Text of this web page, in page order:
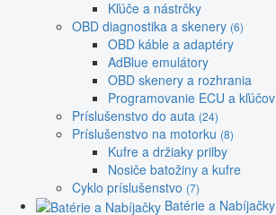
Kľúče a nástrčky
OBD diagnostika a skenery (6)
OBD káble a adaptéry
AdBlue emulátory
OBD skenery a rozhrania
Programovanie ECU a kľúčov
Príslušenstvo do auta (24)
Príslušenstvo na motorku (8)
Kufre a držiaky prilby
Nosiče batožiny a kufre
Cyklo príslušenstvo (7)
Batérie a Nabíjačky